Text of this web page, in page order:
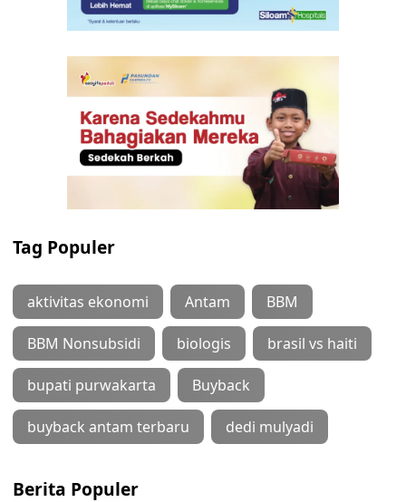
Tag Populer
aktivitas ekonomi Antam BBM
BBM Nonsubsidi biologis brasil vs haiti
bupati purwakarta Buyback
buyback antam terbaru dedi mulyadi
Berita Populer